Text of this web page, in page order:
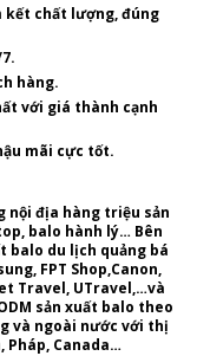
kết chất lượng, đúng
hàng.
với giá thành cạnh
mãi cực tốt.
nội địa hàng triệu sản
balo hành lý… Bên
balo du lịch quảng bá
FPT Shop,Canon,
Travel, UTravel,…và
sản xuất balo theo
và ngoài nước với thị
Pháp, Canada…